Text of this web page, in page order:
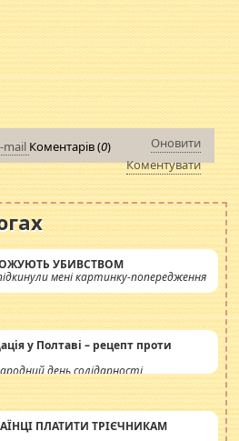
mail Коментарів (0)
Оновити
Коментувати
УБИВСТВОМ
мені картинку-попередження
у Полтаві – рецепт проти
день солідарності
ПЛАТИТИ ТРІЄЧНИКАМ